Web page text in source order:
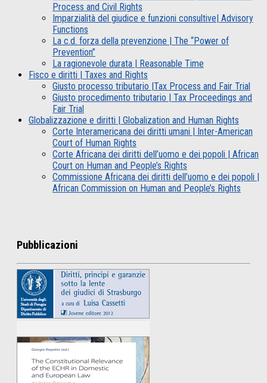
Process and Civil Rights
Imparzialità del giudice e funzioni consultive| Advisory
Functions
La c.d. forza della prevenzione | The “Power of
Prevention”
La ragionevole durata | Reasonable Time
Fisco e diritti | Taxes and Rights
Giusto processo tributario |Tax Process and Fair Trial
Giusto procedimento tributario | Tax Proceedings and
Fair Trial
Globalizzazione e diritti | Globalization and Human Rights
Corte Interamericana dei diritti umani | Inter-American
Court of Human Rights
Corte Africana dei diritti dell’uomo e dei popoli | African
Court on Human and People’s Rights
Commissione Africana dei diritti dell’uomo e dei popoli |
African Commission on Human and People’s Rights
Pubblicazioni